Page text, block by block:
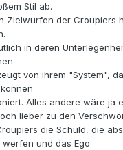
Stil ab.
Zielwürfen der Croupiers
in deren
von ihrem "System",
Alles andere wäre ja
lieber zu den
die Schuld, die
und das Ego